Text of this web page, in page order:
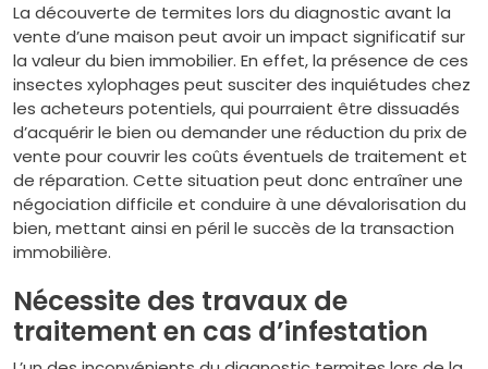
La découverte de termites lors du diagnostic avant la
vente d’une maison peut avoir un impact significatif sur
la valeur du bien immobilier. En effet, la présence de ces
insectes xylophages peut susciter des inquiétudes chez
les acheteurs potentiels, qui pourraient être dissuadés
d’acquérir le bien ou demander une réduction du prix de
vente pour couvrir les coûts éventuels de traitement et
de réparation. Cette situation peut donc entraîner une
négociation difficile et conduire à une dévalorisation du
bien, mettant ainsi en péril le succès de la transaction
immobilière.
Nécessite des travaux de
traitement en cas d’infestation